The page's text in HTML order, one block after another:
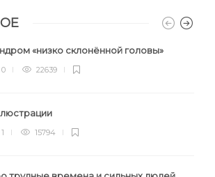
«низко склонённой головы»
0 22639
1 15794